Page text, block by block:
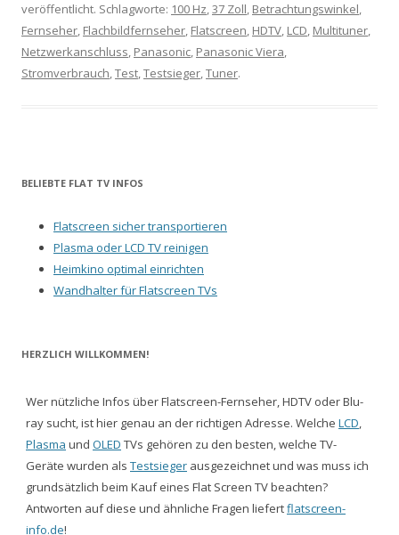
veröffentlicht. Schlagworte: 100 Hz,37 Zoll, Betrachtungswinkel,
Fernseher, Flachbildfernseher, Flatscreen, HDTV, LCD, Multituner,
Netzwerkanschluss, Panasonic, Panasonic Viera,
Stromverbrauch,Test,Testsieger,Tuner.
BELIEBTE FLAT TV INFOS
Flatscreen sicher transportieren
Plasma oder LCD TV reinigen
Heimkino optimal einrichten
Wandhalter für Flatscreen TVs
HERZLICH WILLKOMMEN!
Wer nützliche Infos über Flatscreen-Fernseher, HDTV oder Blu-
ray sucht, ist hier genau an der richtigen Adresse. Welche LCD,
Plasma und OLED TVs gehören zu den besten, welche TV-
Geräte wurden als Testsieger ausgezeichnet und was muss ich
grundsätzlich beim Kauf eines Flat Screen TV beachten?
Antworten auf diese und ähnliche Fragen liefertflatscreen-
info.de!